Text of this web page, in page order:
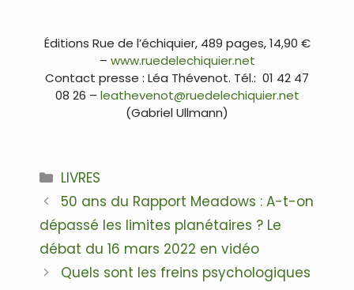
Éditions Rue de l’échiquier, 489 pages, 14,90 €
– www.ruedelechiquier.net
Contact presse : Léa Thévenot. Tél.: 01 42 47
08 26 – leathevenot@ruedelechiquier.net
(Gabriel Ullmann)
Catégories
LIVRES
Navigation
des
articles
50 ans du Rapport Meadows : A-t-on
dépassé les limites planétaires ? Le
débat du 16 mars 2022 en vidéo
Quels sont les freins psychologiques